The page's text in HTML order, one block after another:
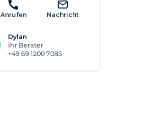
Anrufen Nachricht
Dylan
Ihr Berater
+49 69 1200 7085